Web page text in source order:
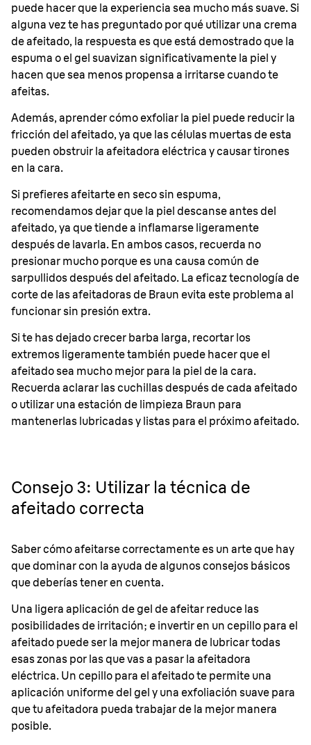
puede hacer que la experiencia sea mucho más suave. Si
alguna vez te has preguntado por qué utilizar una crema
de afeitado, la respuesta es que está demostrado que la
espuma o el gel suavizan significativamente la piel y
hacen que sea menos propensa a irritarse cuando te
afeitas.
Además, aprender cómo exfoliar la piel puede reducir la
fricción del afeitado, ya que las células muertas de esta
pueden obstruir la afeitadora eléctrica y causar tirones
en la cara.
Si prefieres afeitarte en seco sin espuma,
recomendamos dejar que la piel descanse antes del
afeitado, ya que tiende a inflamarse ligeramente
después de lavarla. En ambos casos, recuerda no
presionar mucho porque es una causa común de
sarpullidos después del afeitado. La eficaz tecnología de
corte de las afeitadoras de Braun evita este problema al
funcionar sin presión extra.
Si te has dejado crecer barba larga, recortar los
extremos ligeramente también puede hacer que el
afeitado sea mucho mejor para la piel de la cara.
Recuerda aclarar las cuchillas después de cada afeitado
o utilizar una estación de limpieza Braun para
mantenerlas lubricadas y listas para el próximo afeitado.
Consejo 3: Utilizar la técnica de
afeitado correcta
Saber cómo afeitarse correctamente es un arte que hay
que dominar con la ayuda de algunos consejos básicos
que deberías tener en cuenta.
Una ligera aplicación de gel de afeitar reduce las
posibilidades de irritación; e invertir en un cepillo para el
afeitado puede ser la mejor manera de lubricar todas
esas zonas por las que vas a pasar la afeitadora
eléctrica. Un cepillo para el afeitado te permite una
aplicación uniforme del gel y una exfoliación suave para
que tu afeitadora pueda trabajar de la mejor manera
posible.